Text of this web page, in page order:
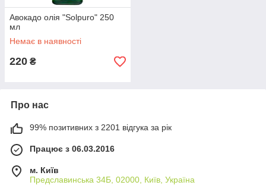
Авокадо олія "Solpuro" 250
мл
Немає в наявності
220 ₴
Про нас
99% позитивних з 2201 відгука за рік
Працює з 06.03.2016
м. Київ
Предславинська 34Б, 02000, Київ, Україна